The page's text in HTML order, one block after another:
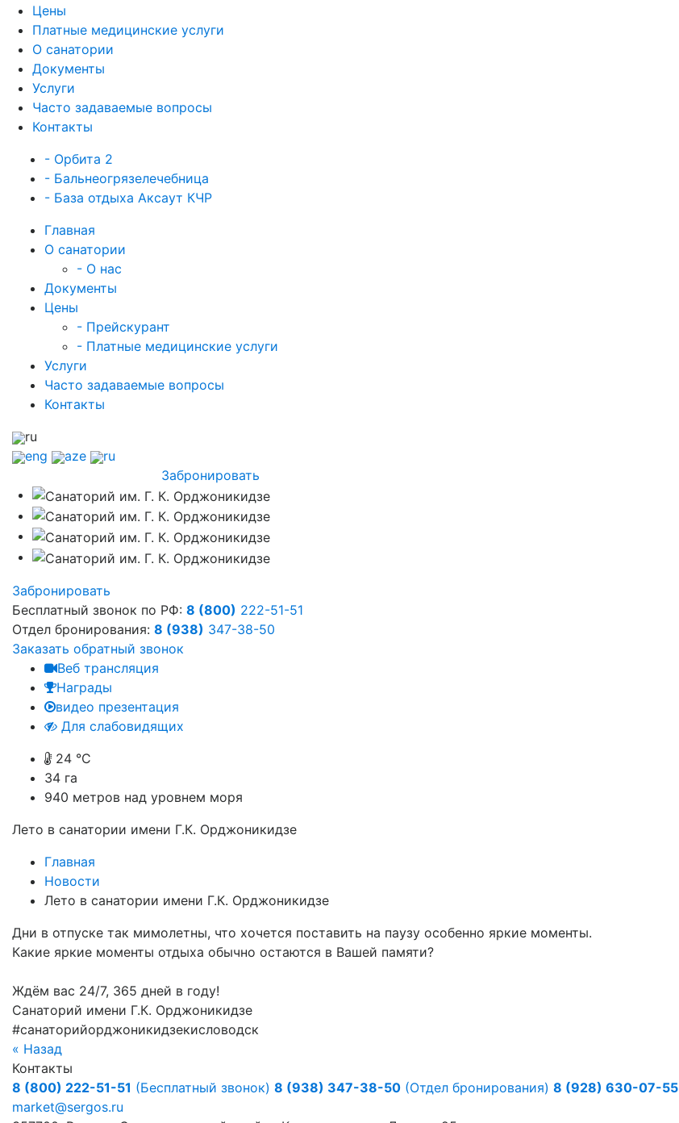
Цены
Платные медицинские услуги
О санатории
Документы
Услуги
Часто задаваемые вопросы
Контакты
- Орбита 2
- Бальнеогрязелечебница
- База отдыха Аксаут КЧР
Главная
О санатории
- О нас
Документы
Цены
- Прейскурант
- Платные медицинские услуги
Услуги
Часто задаваемые вопросы
Контакты
ru
eng
aze
ru
Забронировать
Забронировать
Бесплатный звонок по РФ: 8 (800) 222-51-51
Отдел бронирования: 8 (938) 347-38-50
Заказать обратный звонок
Веб трансляция
Награды
видео презентация
Для слабовидящих
24 °C
34 га
940 метров над уровнем моря
Лето в санатории имени Г.К. Орджоникидзе
Главная
Новости
Лето в санатории имени Г.К. Орджоникидзе
Дни в отпуске так мимолетны, что хочется поставить на паузу особенно яркие моменты.⠀
Какие яркие моменты отдыха обычно остаются в Вашей памяти?
Ждём вас 24/7, 365 дней в году!
Санаторий имени Г.К. Орджоникидзе
#санаторийорджоникидзекисловодск
« Назад
Контакты
8 (800) 222-51-51 (Бесплатный звонок) 8 (938) 347-38-50 (Отдел бронирования) 8 (928) 630-07-55
market@sergos.ru